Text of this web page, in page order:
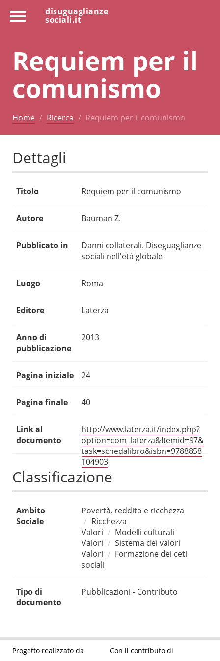
disuguaglianze
sociali.it
Requiem per il
comunismo
Home Ricerca Requiem per il comunismo
Dettagli
Titolo Requiem per il comunismo
Autore Bauman Z.
Pubblicato in
Danni collaterali. Diseguaglianze
sociali nell'età globale
Luogo Roma
Editore Laterza
Anno di
pubblicazione
2013
Pagina iniziale 24
Pagina finale 40
Link al
documento
http://www.laterza.it/index.php?
option=com_laterza&Itemid=97&
task=schedalibro&isbn=9788858
104903
Classificazione
Ambito
Sociale
Povertà, reddito e ricchezza
Ricchezza
Valori
Modelli culturali
Valori
Sistema dei valori
Valori
Formazione dei ceti
sociali
Tipo di
documento
Pubblicazioni - Contributo
Progetto realizzato da Con il contributo di